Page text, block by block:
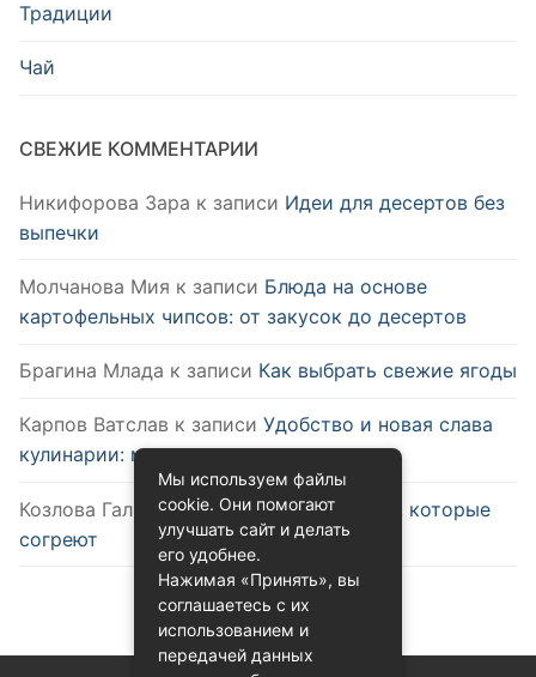
Традиции
Чай
СВЕЖИЕ КОММЕНТАРИИ
Никифорова Зара к записи Идеи для десертов без
выпечки
Молчанова Мия к записи Блюда на основе
картофельных чипсов: от закусок до десертов
Брагина Млада к записи Как выбрать свежие ягоды
Карпов Ватслав к записи Удобство и новая слава
кулинарии: микроволновка
Козлова Галинак записиЗимние блюда, которые
согреют
Мы используем файлы
cookie. Они помогают
улучшать сайт и делать
его удобнее.
Нажимая «Принять», вы
соглашаетесь с их
использованием и
передачей данных